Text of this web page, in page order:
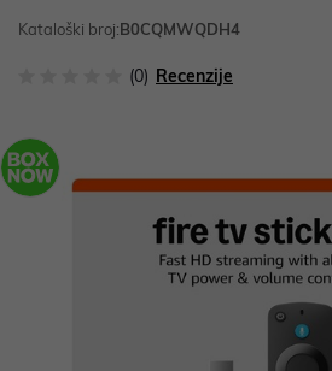
Kataloški broj:B0CQMWQDH4
(0) Recenzije